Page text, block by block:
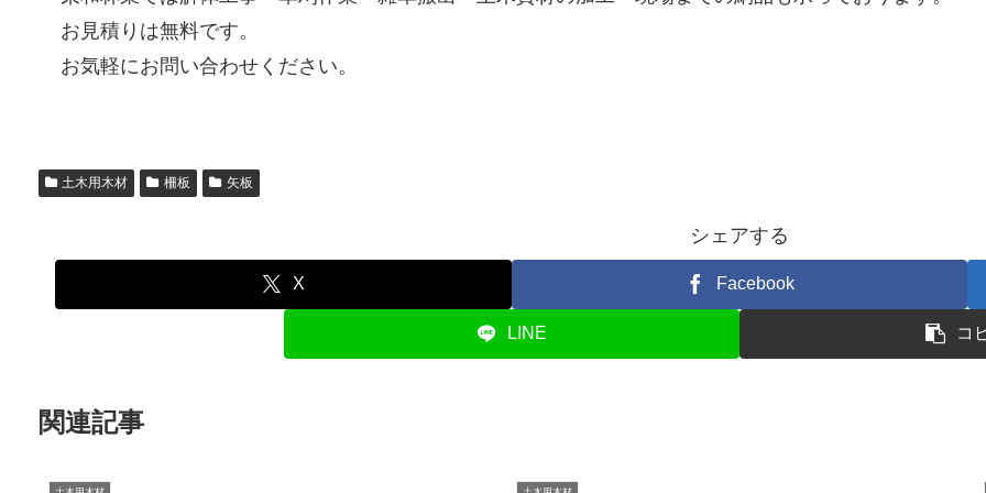
お見積りは無料です。
お気軽にお問い合わせください。
土木用木材 柵板 矢板
シェアする
X Facebook
LINE コ
関連記事